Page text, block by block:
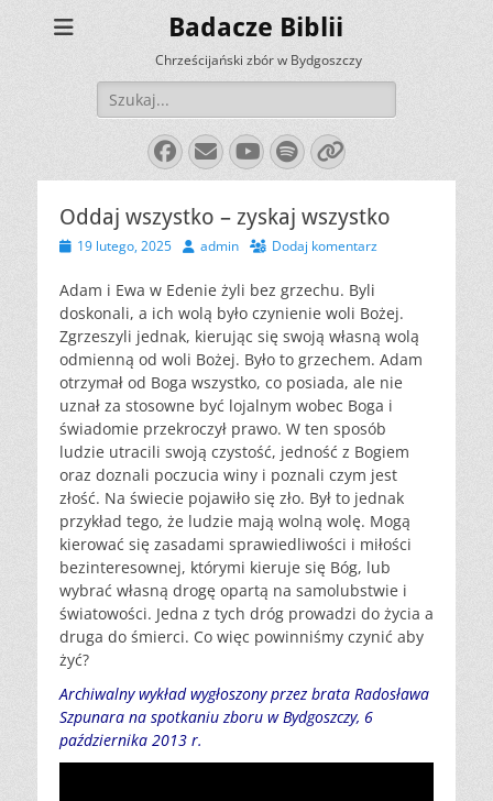
Badacze Biblii
Chrześcijański zbór w Bydgoszczy
Szukaj:
Facebook
E-
mail
YouTube
Spotify
Link
Oddaj wszystko – zyskaj wszystko
Opublikowano
19 lutego, 2025 Autoradmin Dodaj komentarz
Adam i Ewa w Edenie żyli bez grzechu. Byli
doskonali, a ich wolą było czynienie woli Bożej.
Zgrzeszyli jednak, kierując się swoją własną wolą
odmienną od woli Bożej. Było to grzechem. Adam
otrzymał od Boga wszystko, co posiada, ale nie
uznał za stosowne być lojalnym wobec Boga i
świadomie przekroczył prawo. W ten sposób
ludzie utracili swoją czystość, jedność z Bogiem
oraz doznali poczucia winy i poznali czym jest
złość. Na świecie pojawiło się zło. Był to jednak
przykład tego, że ludzie mają wolną wolę. Mogą
kierować się zasadami sprawiedliwości i miłości
bezinteresownej, którymi kieruje się Bóg, lub
wybrać własną drogę opartą na samolubstwie i
światowości. Jedna z tych dróg prowadzi do życia a
druga do śmierci. Co więc powinniśmy czynić aby
żyć?
Archiwalny wykład wygłoszony przez brata Radosława
Szpunara na spotkaniu zboru w Bydgoszczy, 6
października 2013 r.